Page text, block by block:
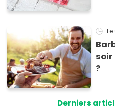
soir
?
Derniers